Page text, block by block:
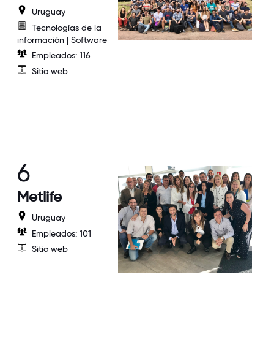
Uruguay
Tecnologías de la
información | Software
Empleados: 116
Sitio web
6
Metlife
Uruguay
Empleados: 101
Sitio web